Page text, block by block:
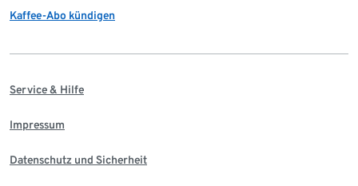
Kaffee-Abo kündigen
Service & Hilfe
Impressum
Datenschutz und Sicherheit